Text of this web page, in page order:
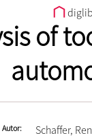
of
Autor Schaffer,